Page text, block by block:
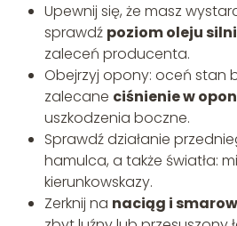
Upewnij się, że masz
sprawdź poziom oleju
zaleceń producenta.
Obejrzyj opony: oceń stan
zalecane ciśnienie w
uszkodzenia boczne.
Sprawdź działanie
hamulca, a także światła:
kierunkowskazy.
Zerknij na naciąg i